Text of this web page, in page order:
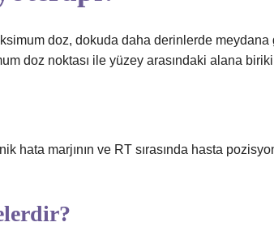
doz, dokuda daha derinlerde meydana
doz noktası ile yüzey arasındaki alana
hata marjının ve RT sırasında hasta